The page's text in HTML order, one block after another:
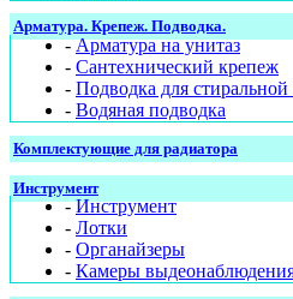
Арматура. Крепеж. Подводка.
-Арматура на унитаз
- Сантехнический крепеж
- Подводка для
- Водяная подводка
Комплектующие для радиатора
Инструмент
-Инструмент
- Лотки
- Органайзеры
- Камеры